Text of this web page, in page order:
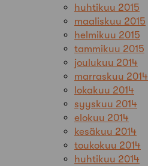
huhtikuu 2015
maaliskuu 2015
helmikuu 2015
tammikuu 2015
joulukuu 2014
marraskuu 2014
lokakuu 2014
syyskuu 2014
elokuu 2014
kesäkuu 2014
toukokuu 2014
huhtikuu 2014